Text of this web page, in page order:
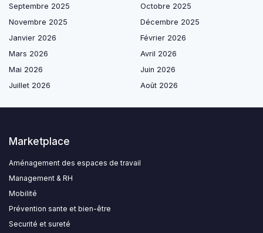
Septembre 2025
Octobre 2025
Novembre 2025
Décembre 2025
Janvier 2026
Février 2026
Mars 2026
Avril 2026
Mai 2026
Juin 2026
Juillet 2026
Août 2026
Marketplace
Aménagement des espaces de travail
Management & RH
Mobilité
Prévention sante et bien-être
Securité et sureté